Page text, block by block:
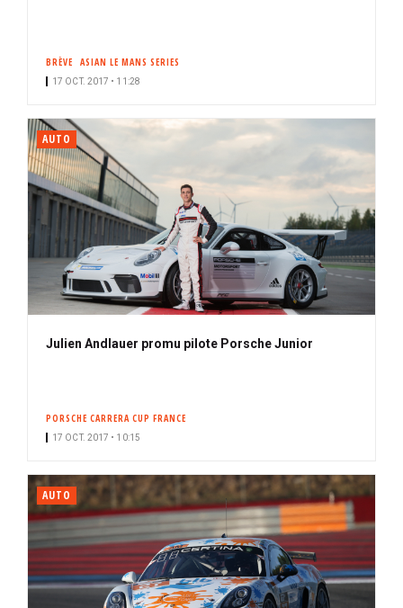
BRÈVE ASIAN LE MANS SERIES
17 OCT. 2017 • 11:28
AUTO
Julien Andlauer promu pilote Porsche Junior
PORSCHE CARRERA CUP FRANCE
17 OCT. 2017 • 10:15
AUTO